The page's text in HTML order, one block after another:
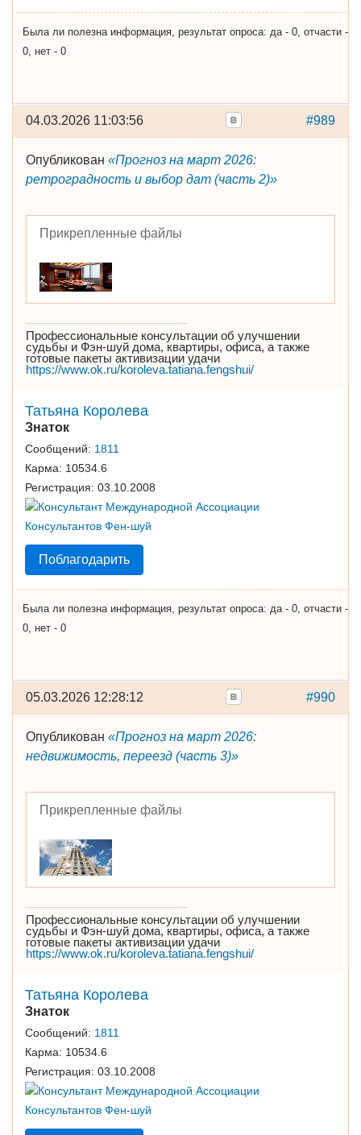
Была ли полезна информация, результат опроса: да - 0, отчасти -
0, нет - 0
#989
04.03.2026 11:03:56
Опубликован «Прогноз на март 2026:
ретроградность и выбор дат (часть 2)»
Прикрепленные файлы
Профессиональные консультации об улучшении
судьбы и Фэн-шуй дома, квартиры, офиса, а также
готовые пакеты активизации удачи
https://www.ok.ru/koroleva.tatiana.fengshui/
Татьяна Королева
Знаток
Сообщений: 1811
Карма: 10534.6
Регистрация: 03.10.2008
Поблагодарить
Была ли полезна информация, результат опроса: да - 0, отчасти -
0, нет - 0
#990
05.03.2026 12:28:12
Опубликован «Прогноз на март 2026:
недвижимость, переезд (часть 3)»
Прикрепленные файлы
Профессиональные консультации об улучшении
судьбы и Фэн-шуй дома, квартиры, офиса, а также
готовые пакеты активизации удачи
https://www.ok.ru/koroleva.tatiana.fengshui/
Татьяна Королева
Знаток
Сообщений: 1811
Карма: 10534.6
Регистрация: 03.10.2008